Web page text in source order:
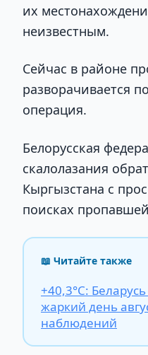
их
неизвестным.
Сейчас в районе
разворачивается
операция.
Белорусская
скалолазания
Кыргызстана с
поисках
📖 Читайте также
+40,3°С:
жаркий день
наблюдений